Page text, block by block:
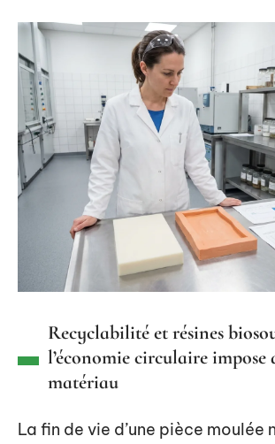
Recyclabilité et résines
l’économie circulaire impose
matériau
La fin de vie d’une pièce moulée